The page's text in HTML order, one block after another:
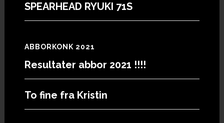
SPEARHEAD RYUKI 71S
ABBORKONK 2021
Resultater abbor 2021 !!!!
To fine fra Kristin